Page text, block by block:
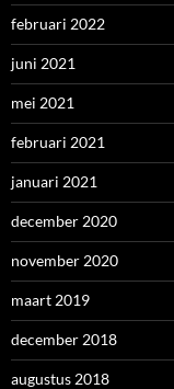
februari 2022
juni 2021
mei 2021
februari 2021
januari 2021
december 2020
november 2020
maart 2019
december 2018
augustus 2018